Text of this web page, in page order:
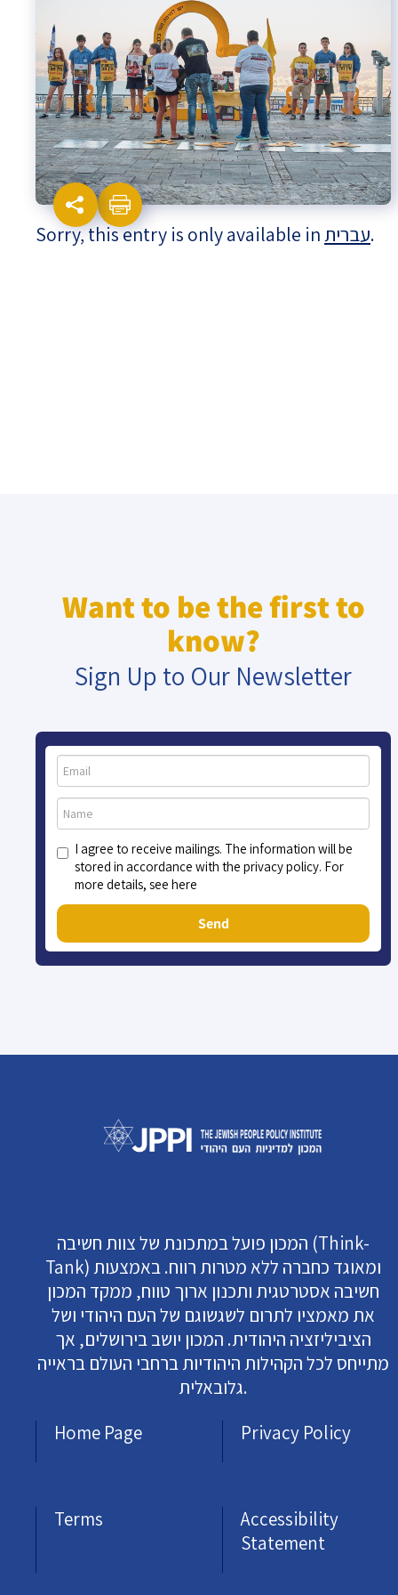
Israel-China Relations
Sorry, this entry is only available inעברית.
Want to be the first to
know?
Sign Up to Our Newsletter
I agree to receive mailings. The information will be
stored in accordance with the privacy policy. For
more details, see here
Send
המכון פועל במתכונת של צוות חשיבה (Think-
Tank) ומאוגד כחברה ללא מטרות רווח. באמצעות
חשיבה אסטרטגית ותכנון ארוך טווח, ממקד המכון
את מאמציו לתרום לשגשוגם של העם היהודי ושל
הציביליזציה היהודית. המכון יושב בירושלים, אך
מתייחס לכל הקהילות היהודיות ברחבי העולם בראייה
גלובאלית.
Home Page
Privacy Policy
Terms
Accessibility
Statement